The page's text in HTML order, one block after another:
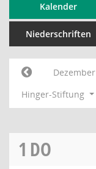
Kalender
Niederschriften
Dezember
Hinger-Stiftung
1 DO